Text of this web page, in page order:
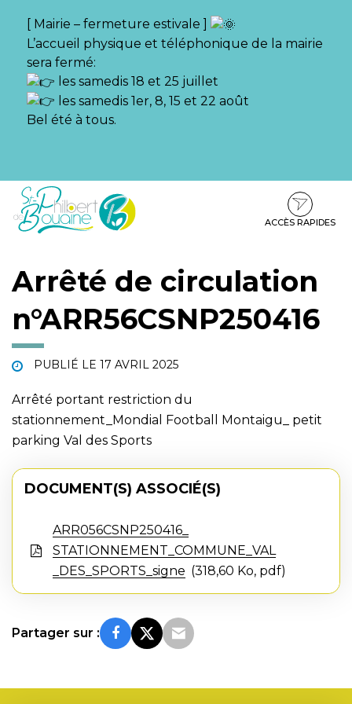
[ Mairie – fermeture estivale ]
L’accueil physique et téléphonique de la mairie
sera fermé:
les samedis 18 et 25 juillet
les samedis 1er, 8, 15 et 22 août
Bel été à tous.
Aller
Aller
contenu
Aller
pied
ACCÈS RAPIDES
Arrêté de circulation
n°ARR56CSNP250416
PUBLIÉ LE 17 AVRIL 2025
Arrêté portant restriction du
stationnement_Mondial Football Montaigu_ petit
parking Val des Sports
DOCUMENT(S) ASSOCIÉ(S)
ARR056CSNP250416_
STATIONNEMENT_COMMUNE_VAL
_DES_SPORTS_signe
318,60 Ko, pdf
Partager sur :